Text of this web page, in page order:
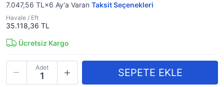
7.047,56 TL×6 Ay'a Varan Taksit Seçenekleri
Havale / Eft
35.118,36 TL
Ücretsiz Kargo
Adet